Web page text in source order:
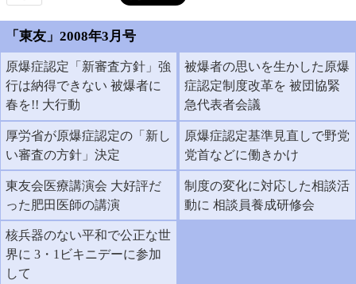
「東友」2008年3月号
原爆症認定「新審査方針」強
行は納得できない 被爆者に
春を!! 大行動
被爆者の思いを生かした原爆
症認定制度改革を 被団協緊
急代表者会議
厚労省が原爆症認定の「新し
い審査の方針」決定
原爆症認定基準見直しで野党
党首などに働きかけ
東友会医療講演会 大好評だ
った肥田医師の講演
制度の変化に対応した相談活
動に 相談員養成研修会
核兵器のない平和で公正な世
界に 3・1ビキニデーに参加
して